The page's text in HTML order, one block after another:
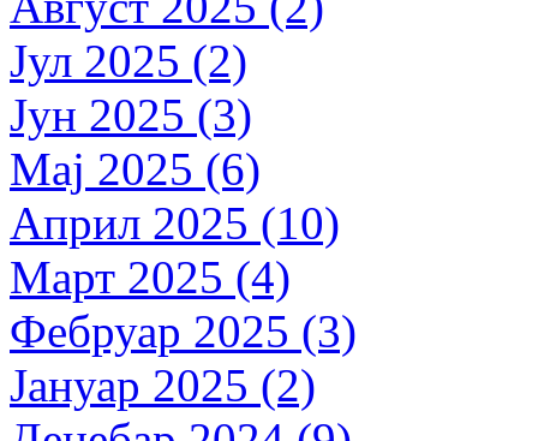
Јул 2025 (2)
Јун 2025 (3)
Мај 2025 (6)
Април 2025 (10)
Март 2025 (4)
Фебруар 2025 (3)
Јануар 2025 (2)